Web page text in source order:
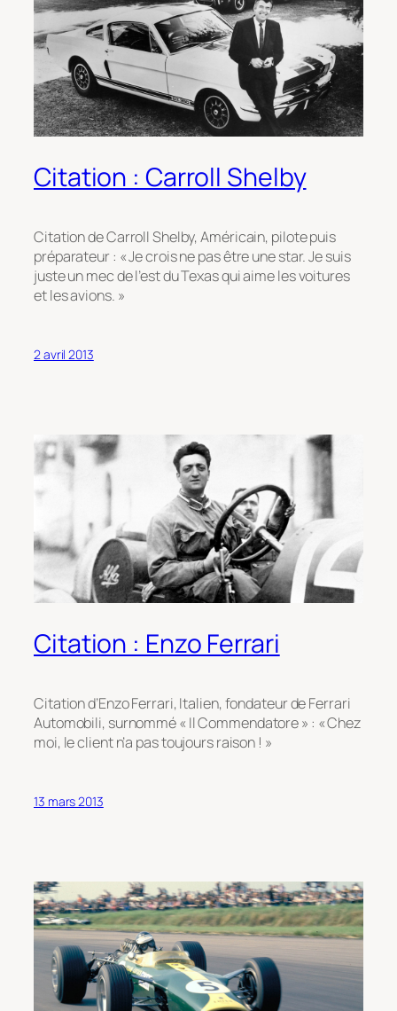
Citation : Carroll Shelby
Citation de Carroll Shelby, Américain, pilote puis
préparateur : « Je crois ne pas être une star. Je suis
juste un mec de l’est du Texas qui aime les voitures
et les avions. »
2 avril 2013
Citation : Enzo Ferrari
Citation d’Enzo Ferrari, Italien, fondateur de Ferrari
Automobili, surnommé « Il Commendatore » : « Chez
moi, le client n’a pas toujours raison ! »
13 mars 2013